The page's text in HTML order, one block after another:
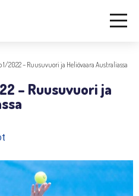
2022 – Ruusuvuori ja Heliövaara Australiassa
– Ruusuvuori ja